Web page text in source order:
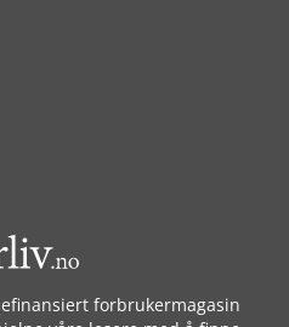
forbrukermagasin